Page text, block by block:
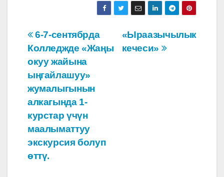
Навигация
по
записям
«Ыраазычылык
кечеси»
6-7-сентябрда
Колледжде «Жаңы
окуу жайына
ыңгайлашуу»
жумалыгынын
алкагында 1-
курстар үчүн
маалыматтуу
экскурсия болуп
өттү.